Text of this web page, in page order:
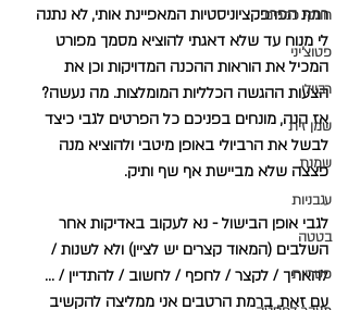
חונקי כמרים
פטוצ'יני
רביולי
שמן זית
שמנת
עגבניות
בטטה
פטריות
רמת הפרפקציוניסטיות המאפיינת אותי, לא נתנה
לי מנוח עד שלא דאגתי להוציא מסמך מפורט
המכיל את הוראות ההכנה המדויקות וכן את
הצעות ההגשה הכלליות המומלצות. מה נעשה?
אז הנה, מונחים בפניכם כל הפרטים לגבי כיצד
לבשל את הרביולי באופן מיטבי ולהוציא מנה
פצצה שלא מביישת אף שף ותיק.
לגבי אופן הבישול - נא לעקוב באדיקות אחר
השלבים (המאוד קצרים יש לציין) ולא לשנות /
להאריך / לקצר / לחפף / לחשוב / להתדיין / ...
עם זאת, ברמת הרטבים אני ממליצה להקשיב